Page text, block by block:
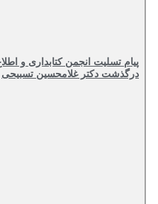
پیام تسلیت انجمن کتابداری و
درگذشت دکتر غلامحسین تسبیحی